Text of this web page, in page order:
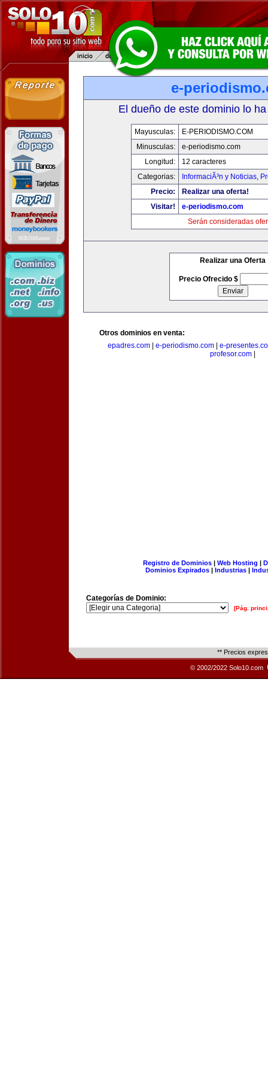
e-
El dueño de este dominio lo
Mayusculas:
E-PERIODISMO.COM
Minusculas:
e-periodismo.com
Longitud:
12 caracteres
Categorias:
InformaciÃ³n y Noticias,
Precio:
Realizar una oferta!
Visitar!
e-periodismo.com
Serán consideradas
Realizar una Oferta
Precio Ofrecido $
Otros dominios en venta:
epadres.com
e-periodismo.com
e-
profesor.com
Registro de Dominios| Web Hosting |
Dominios Expirados | Industrias |
Categorías de Dominio:
[Pág.
** Precios
© 2002/2022 Solo10.com